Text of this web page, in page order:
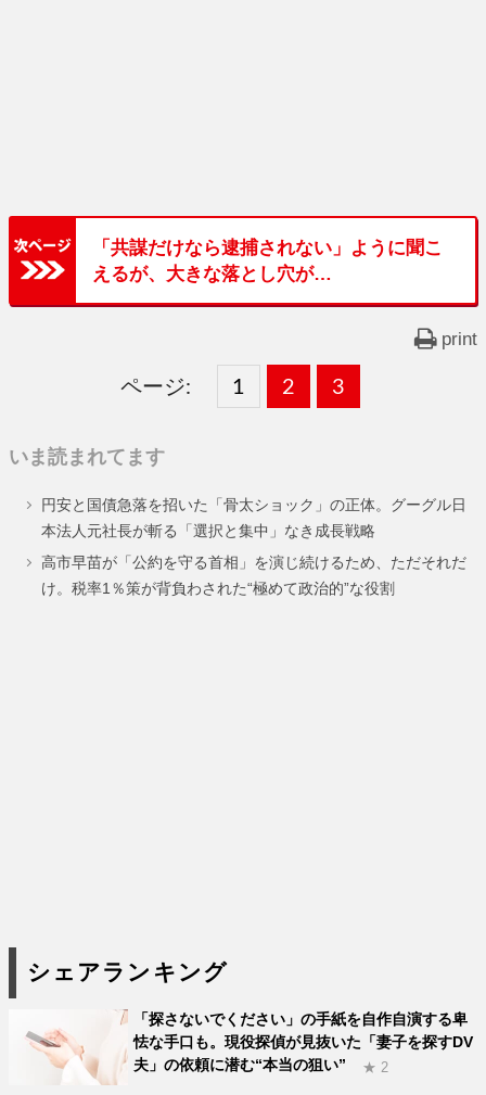
「共謀だけなら逮捕されない」ように聞こ
えるが、大きな落とし穴が…
print
ページ:
固
ー
ジ
1 ,
固
ー
ジ
2 ,
固
ー
ジ
3
いま読まれてます
円安と国債急落を招いた「骨太ショック」の正体。グーグル日
本法人元社長が斬る「選択と集中」なき成長戦略
高市早苗が「公約を守る首相」を演じ続けるため、ただそれだ
け。税率1％策が背負わされた“極めて政治的”な役割
シェアランキング
「探さないでください」の手紙を自作自演する卑
怯な手口も。現役探偵が見抜いた「妻子を探すDV
夫」の依頼に潜む“本当の狙い”
★ 2